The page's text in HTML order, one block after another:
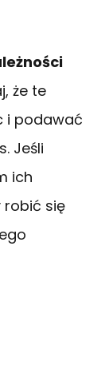
że te
i podawać
Jeśli
ich
robić się